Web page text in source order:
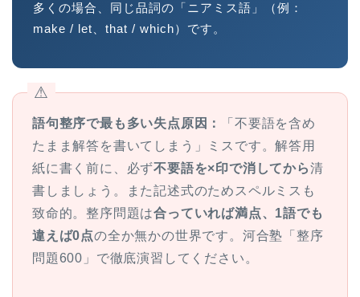
多くの場合、同じ品詞の「ニアミス語」（例：
make / let、that / which）です。
⚠
語句整序で最も多い失点原因：
「不要語を含め
たまま解答を書いてしまう」ミスです。解答用
紙に書く前に、必ず不要語を×印で消してから清
書しましょう。また記述式のためスペルミスも
致命的。整序問題は合っていれば満点、1語でも
違えば0点の全か無かの世界です。河合塾「整序
問題600」で徹底演習してください。